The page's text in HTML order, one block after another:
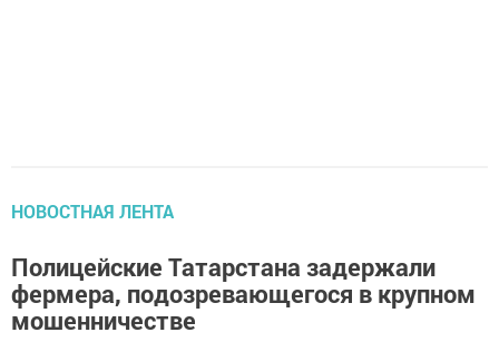
НОВОСТНАЯ ЛЕНТА
Полицейские Татарстана задержали
фермера, подозревающегося в крупном
мошенничестве